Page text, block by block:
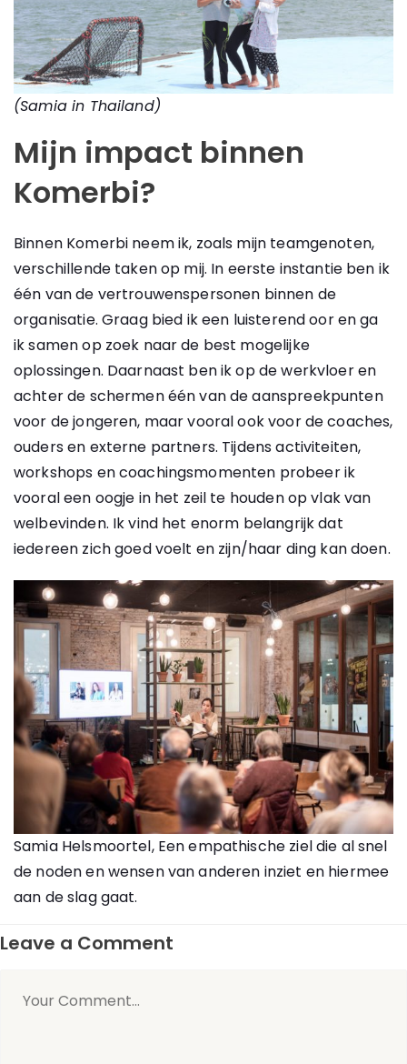
(Samia in Thailand)
Mijn impact binnen
Komerbi?
Binnen Komerbi neem ik, zoals mijn teamgenoten,
verschillende taken op mij. In eerste instantie ben ik
één van de vertrouwenspersonen binnen de
organisatie. Graag bied ik een luisterend oor en ga
ik samen op zoek naar de best mogelijke
oplossingen. Daarnaast ben ik op de werkvloer en
achter de schermen één van de aanspreekpunten
voor de jongeren, maar vooral ook voor de coaches,
ouders en externe partners. Tijdens activiteiten,
workshops en coachingsmomenten probeer ik
vooral een oogje in het zeil te houden op vlak van
welbevinden. Ik vind het enorm belangrijk dat
iedereen zich goed voelt en zijn/haar ding kan doen.
Samia Helsmoortel, Een empathische ziel die al snel
de noden en wensen van anderen inziet en hiermee
aan de slag gaat.
Leave a Comment